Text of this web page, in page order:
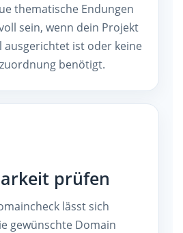
thematische Endungen
sein, wenn dein Projekt
ist oder keine
benötigt.
prüfen
lässt sich
gewünschte Domain